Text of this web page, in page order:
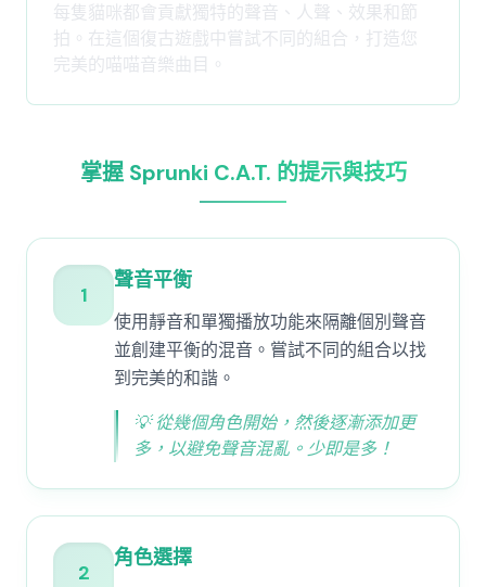
每隻貓咪都會貢獻獨特的聲音、人聲、效果和節
拍。在這個復古遊戲中嘗試不同的組合，打造您
完美的喵喵音樂曲目。
掌握 Sprunki C.A.T. 的提示與技巧
1
聲音平衡
使用靜音和單獨播放功能來隔離個別聲音
並創建平衡的混音。嘗試不同的組合以找
到完美的和諧。
💡從幾個角色開始，然後逐漸添加更
多，以避免聲音混亂。少即是多！
2
角色選擇